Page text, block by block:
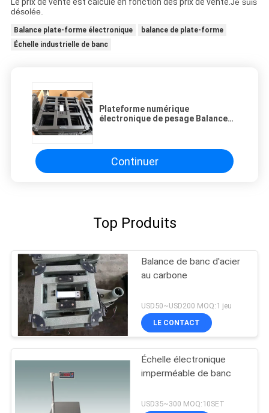
Le prix de vente est calculé en fonction des prix de vente.Je suis
désolée.
Balance plate-forme électronique
balance de plate-forme
Échelle industrielle de banc
Plateforme numérique
électronique de pesage Balance
Continuer
Top Produits
Balance de banc d'acier
au carbone
USD50~USD200 MOQ:1 jeu
LE CONTACT
Échelle électronique
imperméable de banc
USD35~300 MOQ:10SET